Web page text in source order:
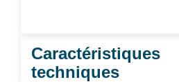
Caractéristiques
techniques